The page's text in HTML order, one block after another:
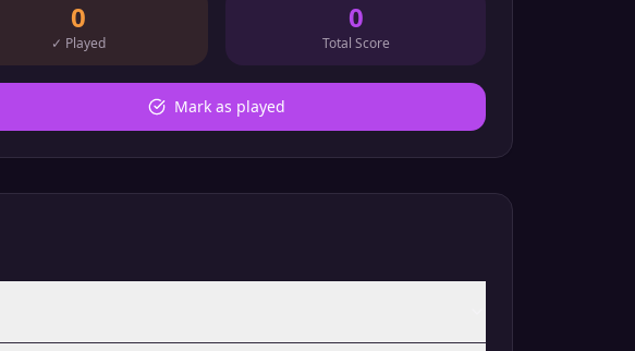
0
✓ Played
0
Total Score
Mark as played